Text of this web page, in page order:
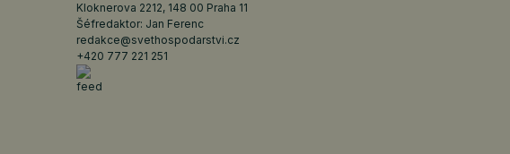
Kloknerova 2212, 148 00 Praha 11
Šéfredaktor: Jan Ferenc
redakce@svethospodarstvi.cz
+420 777 221 251